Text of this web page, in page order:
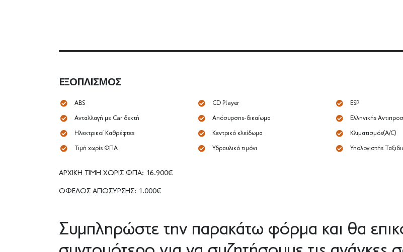
ΕΞΟΠΛΙΣΜΌΣ
ABS CD Player ESP
Ανταλλαγή με Car δεκτή Απόσυρσης-δικαίωμα Ελληνικής
Ηλεκτρικοί Καθρέφτες Κεντρικό κλείδωμα Κλιματισμός(A/C)
Τιμή χωρίς ΦΠΑ Υδραυλικό τιμόνι Υπολογιστής
ΑΡΧΙΚΗ ΤΙΜΗ ΧΩΡΙΣ ΦΠΑ: 16.900€
ΟΦΕΛΟΣ ΑΠΟΣΥΡΣΗΣ: 1.000€
Συμπληρώστε την παρακάτω φόρμα και θα